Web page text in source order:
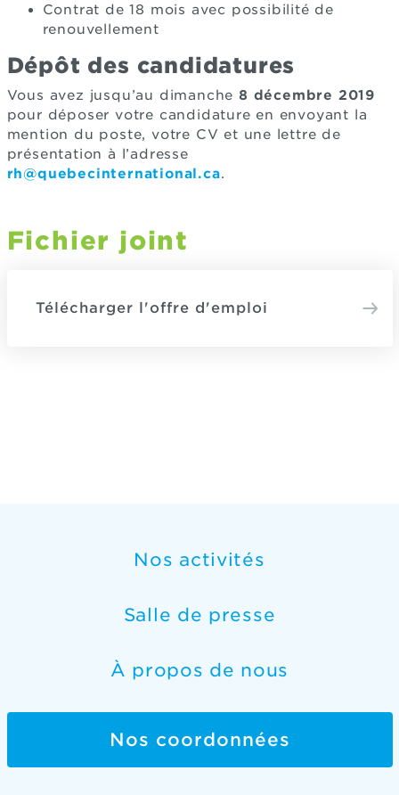
Contrat de 18 mois avec possibilité de
renouvellement
Dépôt des candidatures
Vous avez jusqu’au dimanche 8 décembre 2019
pour déposer votre candidature en envoyant la
mention du poste, votre CV et une lettre de
présentation à l’adresse
rh@quebecinternational.ca.
Fichier joint
Télécharger l'offre d'emploi
Nos activités
Salle de presse
À propos de nous
Nos coordonnées